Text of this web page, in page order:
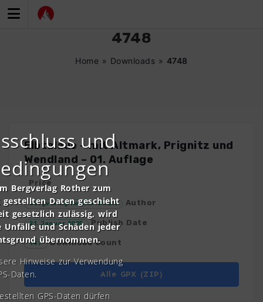
Inhalt
4748
Home » Downloads » 4748
Elbtalaue – mit Altmark, Prignitz und
Wendland – 01. Auflage
Price
Bergverlag Rother GmbH Author
21. Januar 2025 Publish Date
147 Download Count
Alle GPX (ZIP)
und
Bergverlag Rother zum
Daten geschieht
gesetzlich zulässig, wird
und Schäden jeder
übernommen.
Hinweise zur Verwendung
Daten.
GPS-Daten dürfen